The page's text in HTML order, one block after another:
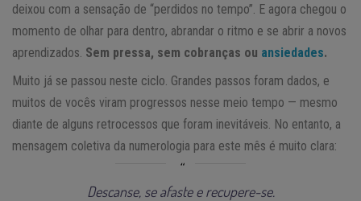
deixou com a sensação de “perdidos no tempo”. E agora chegou o
momento de olhar para dentro, abrandar o ritmo e se abrir a novos
aprendizados. Sem pressa, sem cobranças ou ansiedades.
Muito já se passou neste ciclo. Grandes passos foram dados, e
muitos de vocês viram progressos nesse meio tempo — mesmo
diante de alguns retrocessos que foram inevitáveis. No entanto, a
mensagem coletiva da numerologia para este mês é muito clara:
Descanse, se afaste e recupere-se.